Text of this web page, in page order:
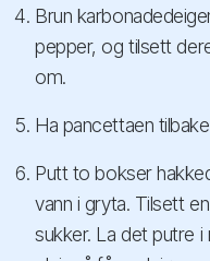
Brun
pepper, og tilsett
om.
Ha pancettaen
Putt to bokser
vann i gryta. Tilsett
sukker. La det putre